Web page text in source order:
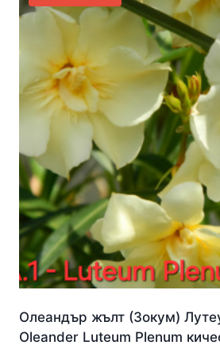
Олеандър жълт (Зокум)
Oleander Luteum Plenum